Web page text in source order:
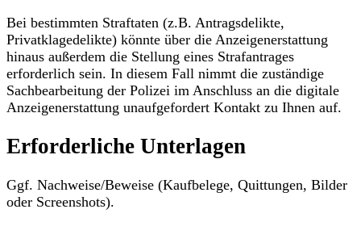
Bei bestimmten Straftaten (z.B. Antragsdelikte,
Privatklagedelikte) könnte über die Anzeigenerstattung
hinaus außerdem die Stellung eines Strafantrages
erforderlich sein. In diesem Fall nimmt die zuständige
Sachbearbeitung der Polizei im Anschluss an die digitale
Anzeigenerstattung unaufgefordert Kontakt zu Ihnen auf.
Erforderliche Unterlagen
Ggf. Nachweise/Beweise (Kaufbelege, Quittungen, Bilder
oder Screenshots).